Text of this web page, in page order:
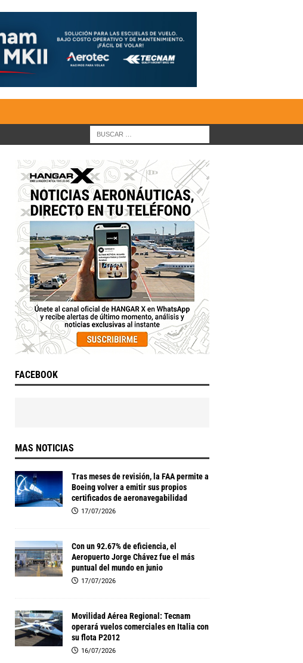
FACEBOOK
MAS NOTICIAS
Tras meses de revisión, la FAA permite a
Boeing volver a emitir sus propios
certificados de aeronavegabilidad
17/07/2026
Con un 92.67% de eficiencia, el
Aeropuerto Jorge Chávez fue el más
puntual del mundo en junio
17/07/2026
Movilidad Aérea Regional: Tecnam
operará vuelos comerciales en Italia con
su flota P2012
16/07/2026